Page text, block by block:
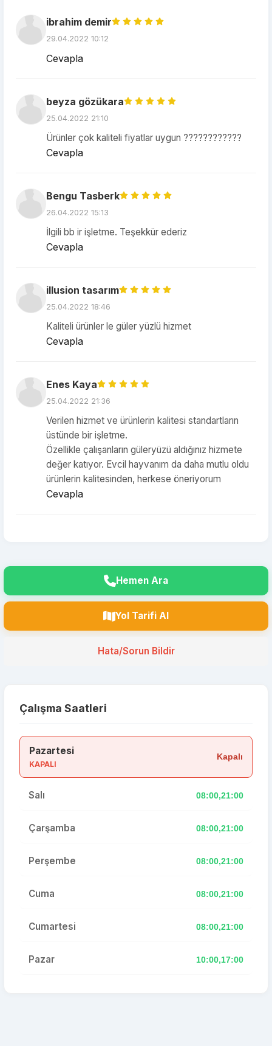
ibrahim demir
29.04.2022 10:12
Cevapla
beyza gözükara
25.04.2022 21:10
Ürünler çok kaliteli fiyatlar uygun ????????????
Cevapla
Bengu Tasberk
26.04.2022 15:13
İlgili bb ir işletme. Teşekkür ederiz
Cevapla
illusion tasarım
25.04.2022 18:46
Kaliteli ürünler le güler yüzlü hizmet
Cevapla
Enes Kaya
25.04.2022 21:36
Verilen hizmet ve ürünlerin kalitesi standartların
üstünde bir işletme.
Özellikle çalışanların güleryüzü aldığınız hizmete
değer katıyor. Evcil hayvanım da daha mutlu oldu
ürünlerin kalitesinden, herkese öneriyorum
Cevapla
Hemen Ara
Yol Tarifi Al
Hata/Sorun Bildir
Çalışma Saatleri
Pazartesi
KAPALI
Kapalı
Salı 08:00,21:00
Çarşamba 08:00,21:00
Perşembe 08:00,21:00
Cuma 08:00,21:00
Cumartesi 08:00,21:00
Pazar 10:00,17:00